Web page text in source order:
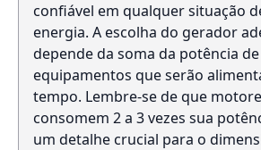
confiável em qualquer situação
energia. A escolha do gerador
depende da soma da potência
equipamentos que serão
tempo. Lembre-se de que
consomem 2 a 3 vezes sua
um detalhe crucial para o